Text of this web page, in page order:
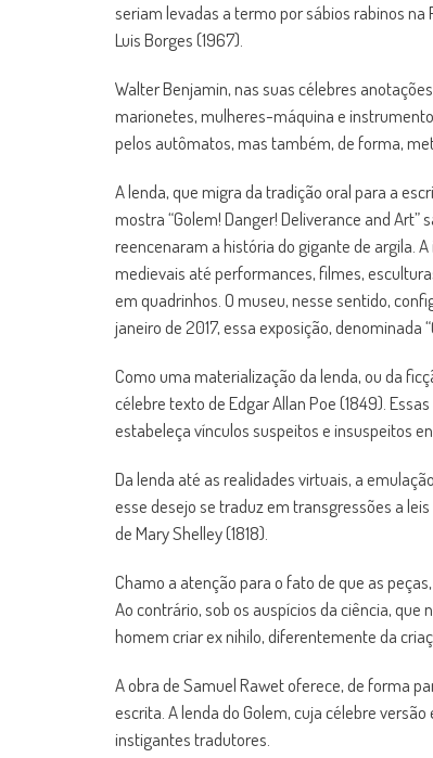
seriam levadas a termo por sábios rabinos na
Luis Borges (1967).
Walter Benjamin, nas suas célebres
marionetes, mulheres-máquina e
pelos autômatos, mas também, de forma,
A lenda, que migra da tradição oral para a
mostra “Golem! Danger! Deliverance and
reencenaram a história do gigante de argila.
medievais até performances, filmes,
em quadrinhos. O museu, nesse sentido,
janeiro de 2017, essa exposição, denominada
Como uma materialização da lenda, ou da
célebre texto de Edgar Allan Poe (1849).
estabeleça vínculos suspeitos e insuspeitos
Da lenda até as realidades virtuais, a
esse desejo se traduz em transgressões a
de Mary Shelley (1818).
Chamo a atenção para o fato de que as
Ao contrário, sob os auspícios da ciência,
homem criar ex nihilo, diferentemente da
A obra de Samuel Rawet oferece, de forma
escrita. A lenda do Golem, cuja célebre
instigantes tradutores.